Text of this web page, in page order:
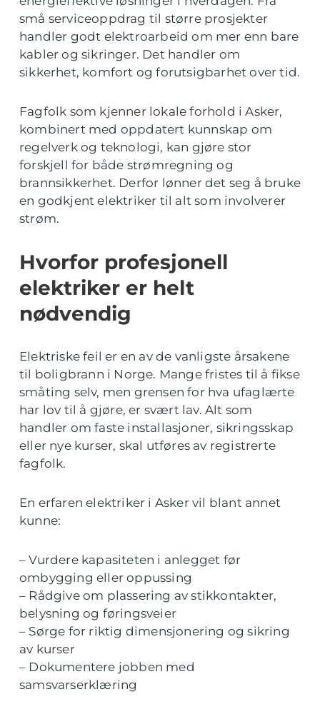
små serviceoppdrag til større prosjekter
handler godt elektroarbeid om mer enn bare
kabler og sikringer. Det handler om
sikkerhet, komfort og forutsigbarhet over tid.
Fagfolk som kjenner lokale forhold i Asker,
kombinert med oppdatert kunnskap om
regelverk og teknologi, kan gjøre stor
forskjell for både strømregning og
brannsikkerhet. Derfor lønner det seg å bruke
en godkjent elektriker til alt som involverer
strøm.
Hvorfor profesjonell
elektriker er helt
nødvendig
Elektriske feil er en av de vanligste årsakene
til boligbrann i Norge. Mange fristes til å fikse
småting selv, men grensen for hva ufaglærte
har lov til å gjøre, er svært lav. Alt som
handler om faste installasjoner, sikringsskap
eller nye kurser, skal utføres av registrerte
fagfolk.
En erfaren elektriker i Asker vil blant annet
kunne:
– Vurdere kapasiteten i anlegget før
ombygging eller oppussing
– Rådgive om plassering av stikkontakter,
belysning og føringsveier
– Sørge for riktig dimensjonering og sikring
av kurser
– Dokumentere jobben med
samsvarserklæring